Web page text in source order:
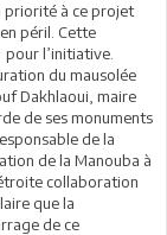
priorité à ce projet
péril. Cette
l’initiative.
du mausolée
Dakhlaoui, maire
de ses monuments
de la
de la Manouba à
collaboration
que la
de ce